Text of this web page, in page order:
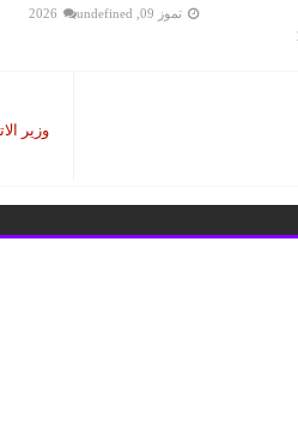
تموز 09, 2026 undefined